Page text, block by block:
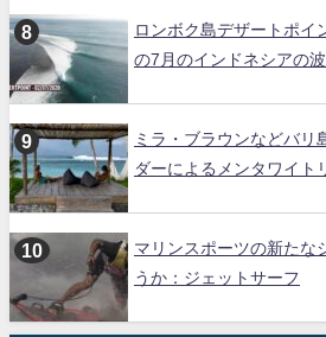
ロンボク島デザートポイ
の7月のインドネシアの
ミラ・ブラウンなどバリ
ダーによるメンタワイト
マリンスポーツの新たな
うか：ジェットサーフ